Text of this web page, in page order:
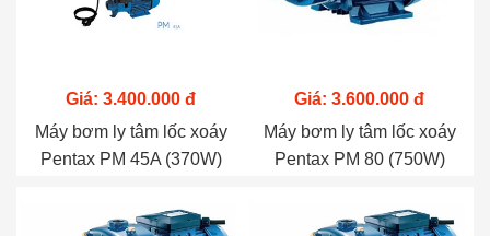
Giá: 3.400.000 đ
Máy bơm ly tâm lốc xoáy
Pentax PM 45A (370W)
Giá: 3.600.000 đ
Máy bơm ly tâm lốc xoáy
Pentax PM 80 (750W)